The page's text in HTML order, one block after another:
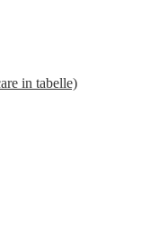
in tabelle)